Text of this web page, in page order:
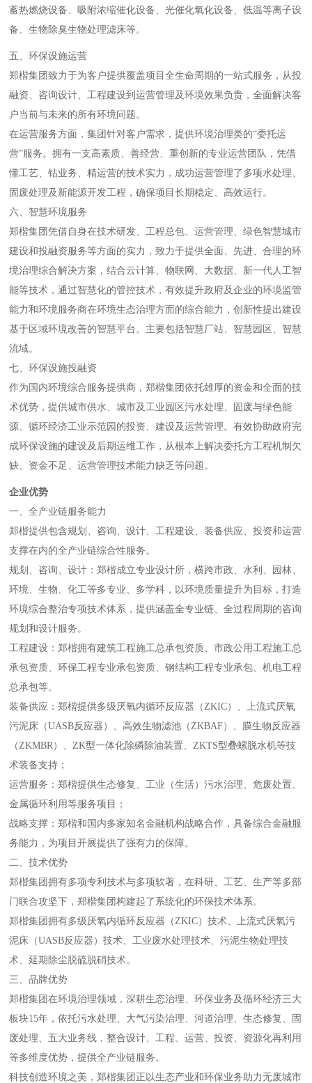
蓄热燃烧设备、吸附浓缩催化设备、光催化氧化设备、低温等离子设
备、生物除臭生物处理滤床等。
五、环保设施运营
郑楷集团致力于为客户提供覆盖项目全生命周期的一站式服务，从投
融资、咨询设计、工程建设到运营管理及环境效果负责，全面解决客
户当前与未来的所有环境问题。
在运营服务方面，集团针对客户需求，提供环境治理类的“委托运
营”服务。拥有一支高素质、善经营、重创新的专业运营团队，凭借
懂工艺、钻业务、精运营的技术实力，成功运营管理了多项水处理、
固废处理及新能源开发工程，确保项目长期稳定、高效运行。
六、智慧环境服务
郑楷集团凭借自身在技术研发、工程总包、运营管理、绿色智慧城市
建设和投融资服务等方面的实力，致力于提供全面、先进、合理的环
境治理综合解决方案，结合云计算、物联网、大数据、新一代人工智
能等技术，通过智慧化的管控技术，有效提升政府及企业的环境监管
能力和环境服务商在环境生态治理方面的综合能力，创新性提出建设
基于区域环境改善的智慧平台。主要包括智慧厂站、智慧园区、智慧
流域。
七、环保设施投融资
作为国内环境综合服务提供商，郑楷集团依托雄厚的资金和全面的技
术优势，提供城市供水、城市及工业园区污水处理、固废与绿色能
源、循环经济工业示范园的投资、建设及运营管理。有效协助政府完
成环保设施的建设及后期运维工作，从根本上解决委托方工程机制欠
缺、资金不足、运营管理技术能力缺乏等问题。
企业优势
一、全产业链服务能力
郑楷提供包含规划、咨询、设计、工程建设、装备供应、投资和运营
支撑在内的全产业链综合性服务。
规划、咨询、设计：郑楷成立专业设计所，横跨市政、水利、园林、
环境、生物、化工等多专业、多学科，以环境质量提升为目标，打造
环境综合整治专项技术体系，提供涵盖全专业链、全过程周期的咨询
规划和设计服务。
工程建设：郑楷拥有建筑工程施工总承包资质、市政公用工程施工总
承包资质、环保工程专业承包资质、钢结构工程专业承包、机电工程
总承包等。
装备供应：郑楷提供多级厌氧内循环反应器（ZKIC）、上流式厌氧
污泥床（UASB反应器）、高效生物滤池（ZKBAF）、膜生物反应器
（ZKMBR）、ZK型一体化除磷除油装置、ZKTS型叠螺脱水机等技
术装备支持；
运营服务：郑楷提供生态修复、工业（生活）污水治理、危废处置、
金属循环利用等服务项目；
战略支撑：郑楷和国内多家知名金融机构战略合作，具备综合金融服
务能力，为项目开展提供了强有力的保障。
二、技术优势
郑楷集团拥有多项专利技术与多项软著，在科研、工艺、生产等多部
门联合攻坚下，郑楷集团构建起了系统化的环保技术体系。
郑楷集团拥有多级厌氧内循环反应器（ZKIC）技术、上流式厌氧污
泥床（UASB反应器）技术、工业废水处理技术、污泥生物处理技
术、延期除尘脱硫脱硝技术。
三、品牌优势
郑楷集团在环境治理领域，深耕生态治理、环保业务及循环经济三大
板块15年，依托污水处理、大气污染治理、河道治理、生态修复、固
废处理、五大业务线，整合设计、工程、运营、投资、资源化再利用
等多维度优势，提供全产业链服务。
科技创造环境之美，郑楷集团正以生态产业和环保业务助力无废城市